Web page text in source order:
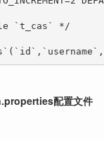
`t_cas` */
配置文件